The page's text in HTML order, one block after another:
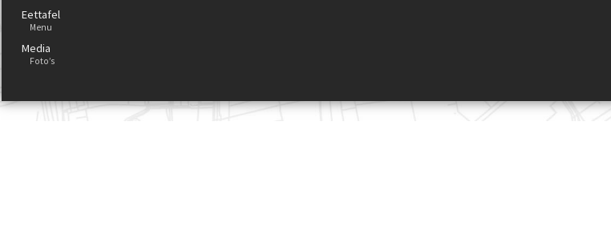
Eettafel
Menu
Media
Foto’s